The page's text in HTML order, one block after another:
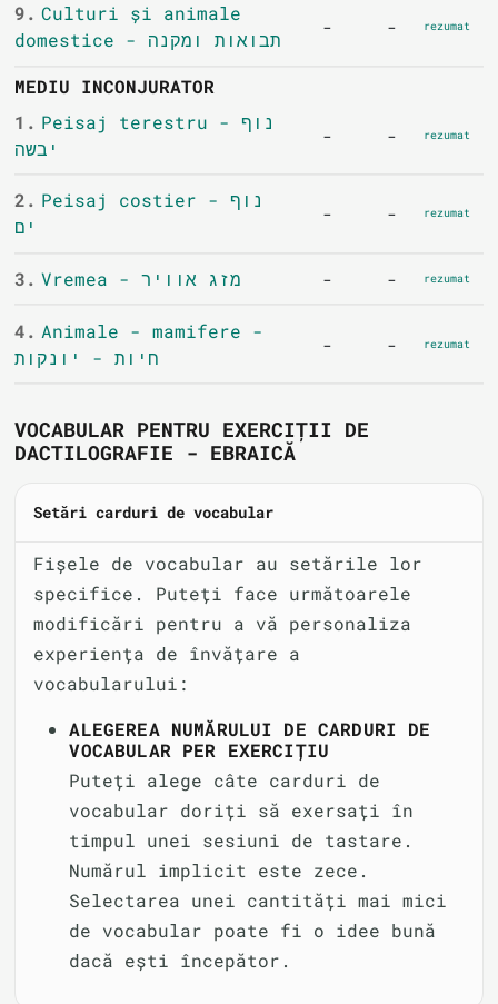
9. Culturi și animale
domestice - תבואות ומקנה
- - rezumat
MEDIU INCONJURATOR
1. Peisaj terestru - נוף
יבשה
- - rezumat
2. Peisaj costier - נוף
ים
- - rezumat
3. Vremea - מזג אוויר - - rezumat
4. Animale - mamifere -
חיות - יונקות
- - rezumat
VOCABULAR PENTRU EXERCIȚII DE
DACTILOGRAFIE - EBRAICĂ
Setări carduri de vocabular
Fișele de vocabular au setările lor
specifice. Puteți face următoarele
modificări pentru a vă personaliza
experiența de învățare a
vocabularului:
ALEGEREA NUMĂRULUI DE CARDURI DE
VOCABULAR PER EXERCIȚIU
Puteți alege câte carduri de
vocabular doriți să exersați în
timpul unei sesiuni de tastare.
Numărul implicit este zece.
Selectarea unei cantități mai mici
de vocabular poate fi o idee bună
dacă ești începător.